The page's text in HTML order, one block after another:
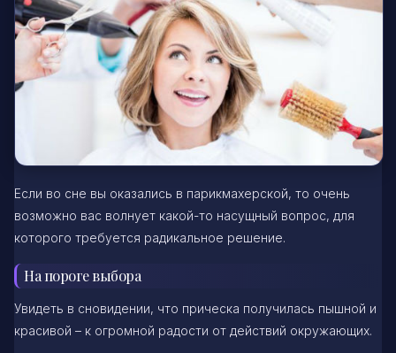
Если во сне вы оказались в парикмахерской, то очень
возможно вас волнует какой-то насущный вопрос, для
которого требуется радикальное решение.
На пороге выбора
Увидеть в сновидении, что прическа получилась пышной и
красивой – к огромной радости от действий окружающих.